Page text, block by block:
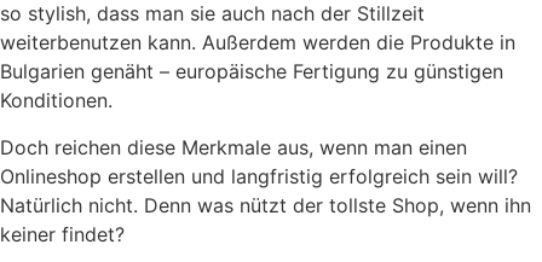
so stylish, dass man sie auch nach der Stillzeit
weiterbenutzen kann. Außerdem werden die Produkte in
Bulgarien genäht – europäische Fertigung zu günstigen
Konditionen.
Doch reichen diese Merkmale aus, wenn man einen
Onlineshop erstellen und langfristig erfolgreich sein will?
Natürlich nicht. Denn was nützt der tollste Shop, wenn ihn
keiner findet?